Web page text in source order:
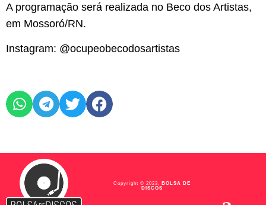
A programação será realizada no Beco dos Artistas,
em Mossoró/RN.
Instagram: @ocupeobecodosartistas
Copyright © 2023, BOLSA DE
DISCOS